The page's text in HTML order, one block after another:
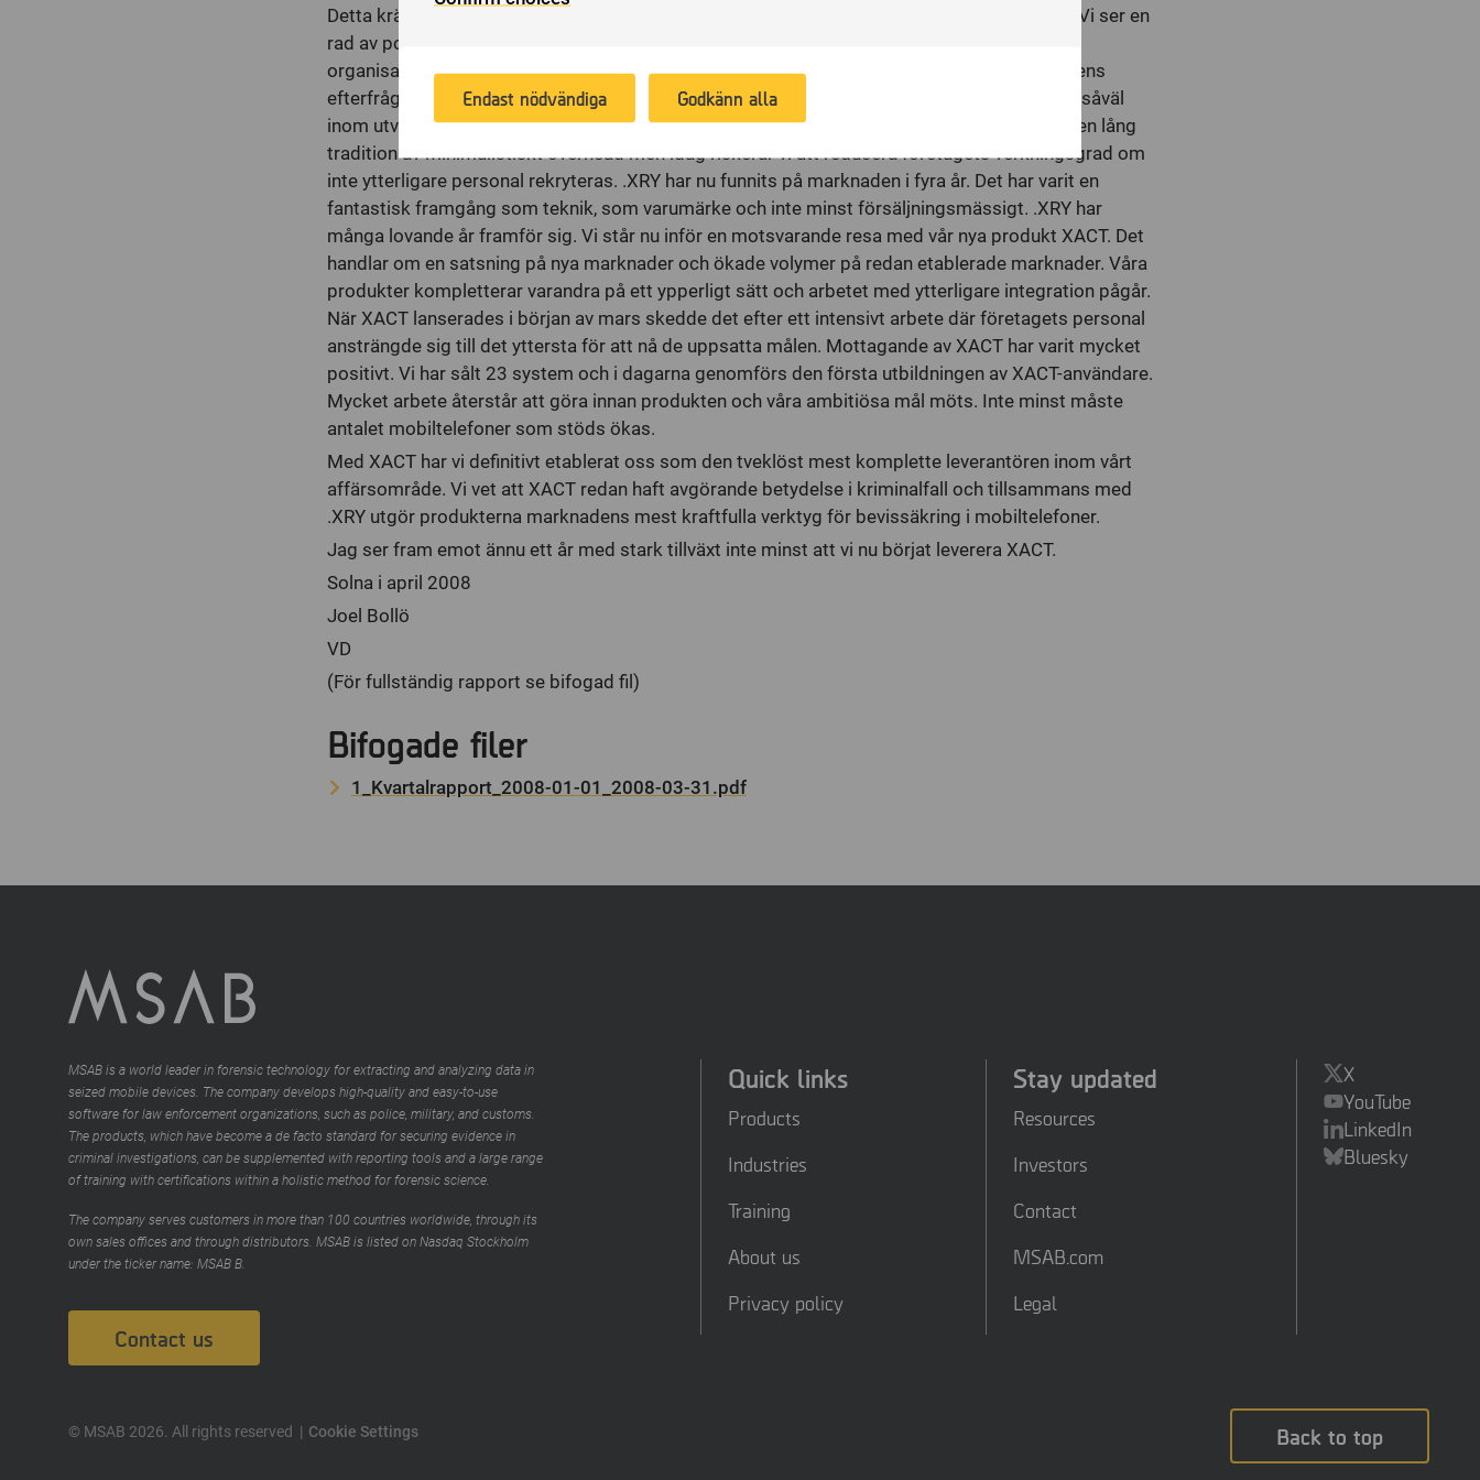
Detta kräver omfattande förändring av organisationen och en sådan sker inte friktionsfritt. Vi ser en
rad av potentiella affärsmöjligheter som vi idag inte har möjlighet att exploatera. Den
organisatoriska plattformen måste byggas vidare på för att effektivt kunna möta marknadens
efterfrågan och behov. Vi söker idag ytterligare ca 15 personer till MSAB. Behoven är stora såväl
inom utveckling och försäljning som inom administration, logistik och ekonomi. MSAB har en lång
tradition av minimalistiskt overhead men idag riskerar vi att reducera företagets verkningsgrad om
inte ytterligare personal rekryteras. .XRY har nu funnits på marknaden i fyra år. Det har varit en
fantastisk framgång som teknik, som varumärke och inte minst försäljningsmässigt. .XRY har
många lovande år framför sig. Vi står nu inför en motsvarande resa med vår nya produkt XACT. Det
handlar om en satsning på nya marknader och ökade volymer på redan etablerade marknader. Våra
produkter kompletterar varandra på ett ypperligt sätt och arbetet med ytterligare integration pågår.
När XACT lanserades i början av mars skedde det efter ett intensivt arbete där företagets personal
ansträngde sig till det yttersta för att nå de uppsatta målen. Mottagande av XACT har varit mycket
positivt. Vi har sålt 23 system och i dagarna genomförs den första utbildningen av XACT-användare.
Mycket arbete återstår att göra innan produkten och våra ambitiösa mål möts. Inte minst måste
antalet mobiltelefoner som stöds ökas.
Med XACT har vi definitivt etablerat oss som den tveklöst mest komplette leverantören inom vårt
affärsområde. Vi vet att XACT redan haft avgörande betydelse i kriminalfall och tillsammans med
.XRY utgör produkterna marknadens mest kraftfulla verktyg för bevissäkring i mobiltelefoner.
Jag ser fram emot ännu ett år med stark tillväxt inte minst att vi nu börjat leverera XACT.
Solna i april 2008
Joel Bollö
VD
(För fullständig rapport se bifogad fil)
Bifogade filer
1_Kvartalrapport_2008-01-01_2008-03-31.pdf
MSAB is a world leader in forensic technology for extracting and analyzing data in
seized mobile devices. The company develops high-quality and easy-to-use
software for law enforcement organizations, such as police, military, and customs.
The products, which have become a de facto standard for securing evidence in
criminal investigations, can be supplemented with reporting tools and a large range
of training with certifications within a holistic method for forensic science.
The company serves customers in more than 100 countries worldwide, through its
own sales offices and through distributors. MSAB is listed on Nasdaq Stockholm
under the ticker name: MSAB B.
Contact us
Quick links
Products
Industries
Training
About us
Privacy policy
Stay updated
Resources
Investors
Contact
MSAB.com
Legal
X
YouTube
LinkedIn
Bluesky
© MSAB 2026. All rights reserved Cookie Settings Back to top
in the past.
Endast nödvändiga Godkänn alla